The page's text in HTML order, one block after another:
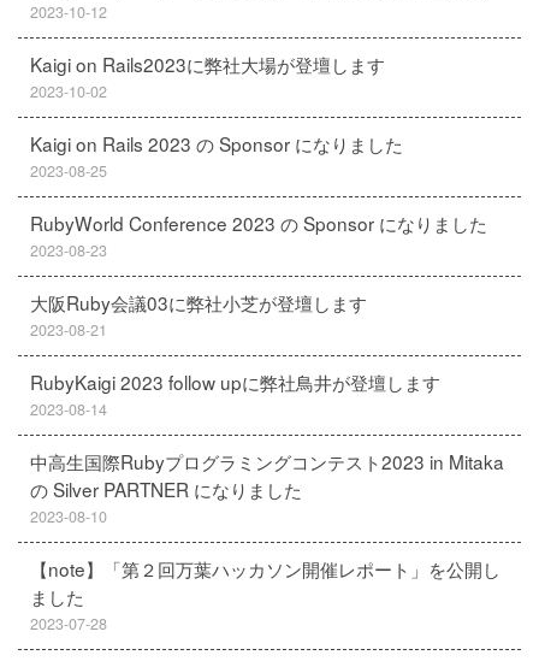
2023-10-12
Kaigi on Rails2023に弊社大場が登壇します
2023-10-02
Kaigi on Rails 2023 の Sponsor になりました
2023-08-25
RubyWorld Conference 2023 の Sponsor になりました
2023-08-23
大阪Ruby会議03に弊社小芝が登壇します
2023-08-21
RubyKaigi 2023 follow upに弊社鳥井が登壇します
2023-08-14
中高生国際Rubyプログラミングコンテスト2023 in Mitaka
の Silver PARTNER になりました
2023-08-10
【note】「第２回万葉ハッカソン開催レポート」を公開し
ました
2023-07-28